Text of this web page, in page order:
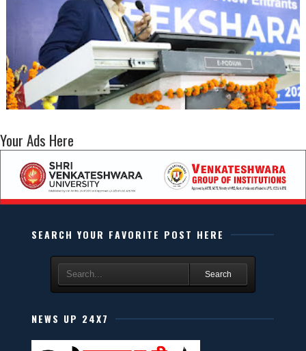
Your Ads Here
SEARCH YOUR FAVORITE POST HERE
Search
NEWS UP 24X7